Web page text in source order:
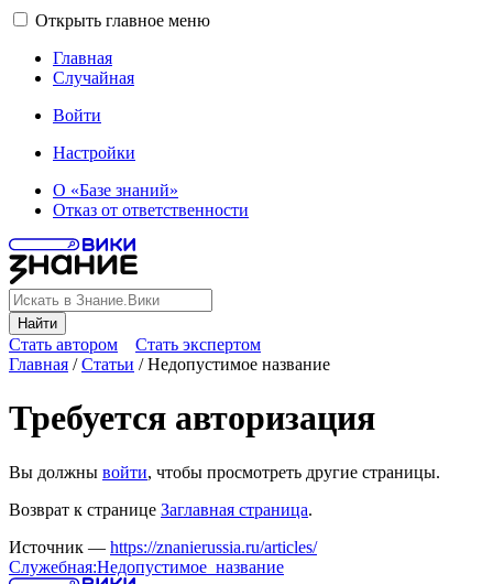
Открыть главное меню
Главная
Случайная
Войти
Настройки
О «Базе знаний»
Отказ от ответственности
Найти
Стать автором Стать экспертом
Главная /Статьи /Недопустимое название
Требуется авторизация
Вы должны войти, чтобы просмотреть другие страницы.
Возврат к странице Заглавная страница.
Источник — https://znanierussia.ru/articles/
Служебная:Недопустимое_название